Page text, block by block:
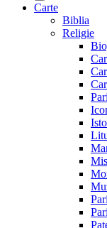
Carte
Biblia
Religie